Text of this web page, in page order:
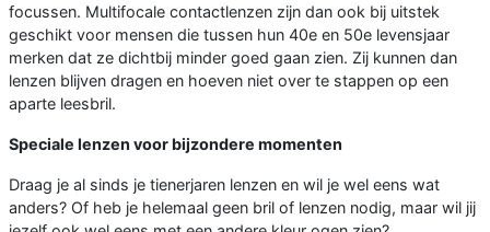
focussen. Multifocale contactlenzen zijn dan ook bij uitstek
geschikt voor mensen die tussen hun 40e en 50e levensjaar
merken dat ze dichtbij minder goed gaan zien. Zij kunnen dan
lenzen blijven dragen en hoeven niet over te stappen op een
aparte leesbril.
Speciale lenzen voor bijzondere momenten
Draag je al sinds je tienerjaren lenzen en wil je wel eens wat
anders? Of heb je helemaal geen bril of lenzen nodig, maar wil jij